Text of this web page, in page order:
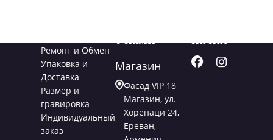
Ремонт и Обмен
Упаковка и
Доставка
Размер и
гравировка
Индивидуальный
заказ
с нами
Магазин
Фасад VIP 18
Магазин, ул.
Хоренаци 24,
Ереван,
на нас